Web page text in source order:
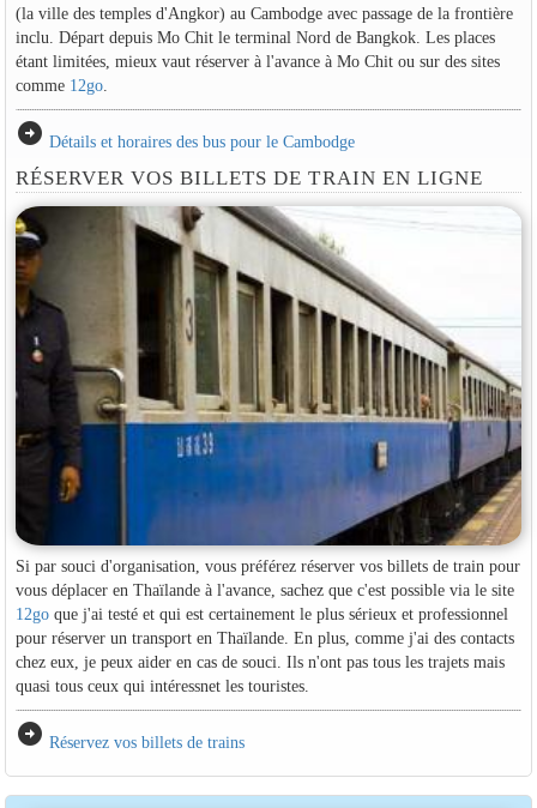
(la ville des temples d'Angkor) au Cambodge avec passage de la frontière
inclu. Départ depuis Mo Chit le terminal Nord de Bangkok. Les places
étant limitées, mieux vaut réserver à l'avance à Mo Chit ou sur des sites
comme 12go.
arrow_circle_right Détails et horaires des bus pour le Cambodge
RÉSERVER VOS BILLETS DE TRAIN EN LIGNE
Si par souci d'organisation, vous préférez réserver vos billets de train pour
vous déplacer en Thaïlande à l'avance, sachez que c'est possible via le site
12goque j'ai testé et qui est certainement le plus sérieux et professionnel
pour réserver un transport en Thaïlande. En plus, comme j'ai des contacts
chez eux, je peux aider en cas de souci. Ils n'ont pas tous les trajets mais
quasi tous ceux qui intéressnet les touristes.
arrow_circle_right Réservez vos billets de trains